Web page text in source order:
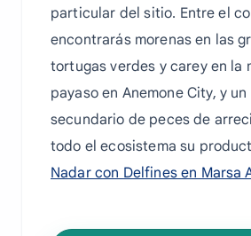
particular del sitio. Entre el
encontrarás morenas en las
tortugas verdes y carey en la
payaso en Anemone City, y
secundario de peces de
todo el ecosistema su
Nadar con Delfines en Marsa